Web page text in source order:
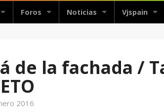
Foros Noticias Vjspain
de la fachada /
2016